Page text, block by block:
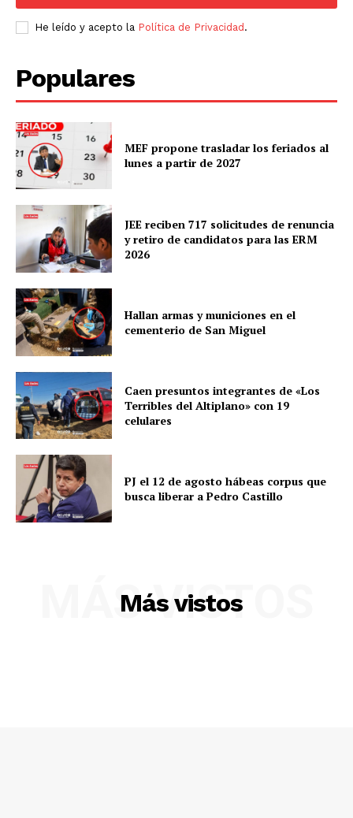
SUSCRIBETE
Diario los Andes
Nosotros
Contacto
Prensa
He leído y acepto la Política de Privacidad.
Populares
MEF propone trasladar los feriados al
lunes a partir de 2027
JEE reciben 717 solicitudes de renuncia
y retiro de candidatos para las ERM
2026
Hallan armas y municiones en el
cementerio de San Miguel
Caen presuntos integrantes de «Los
Terribles del Altiplano» con 19
celulares
PJ el 12 de agosto hábeas corpus que
busca liberar a Pedro Castillo
Más vistos
MÁS VISTOS